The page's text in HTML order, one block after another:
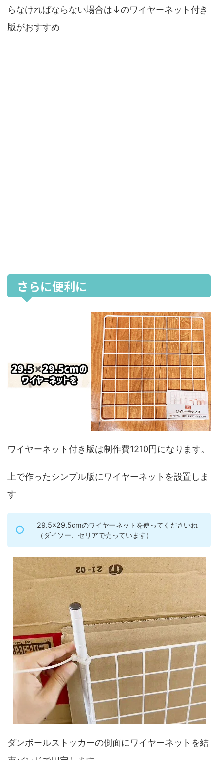
らなければならない場合は↓のワイヤーネット付き
版がおすすめ
さらに便利に
ワイヤーネット付き版は制作費1210円になります。
上で作ったシンプル版にワイヤーネットを設置しま
す
29.5×29.5cmのワイヤーネットを使ってくださいね
（ダイソー、セリアで売っています）
ダンボールストッカーの側面にワイヤーネットを結